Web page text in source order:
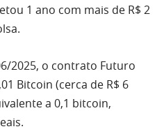
1 ano com mais de R$ 2
2025, o contrato Futuro
Bitcoin (cerca de R$ 6
a 0,1 bitcoin,